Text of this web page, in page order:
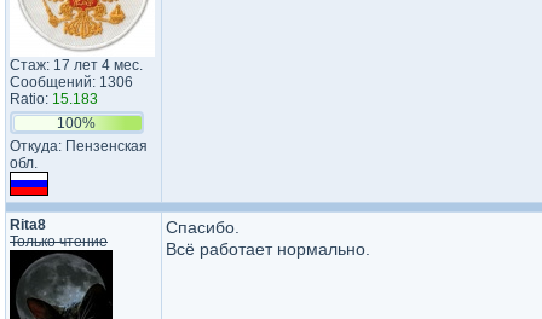
Стаж: 17 лет 4 мес.
Сообщений: 1306
Ratio: 15.183
100%
Откуда: Пензенская
обл.
Rita8
Только чтение
Спасибо.
Всё работает нормально.